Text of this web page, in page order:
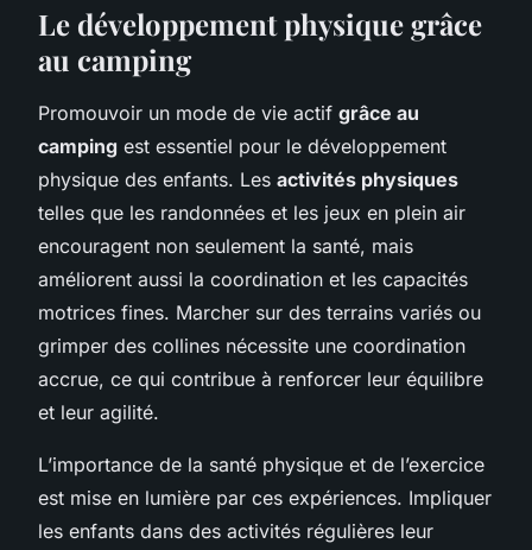
Le développement physique grâce
au camping
Promouvoir un mode de vie actif grâce au
camping est essentiel pour le développement
physique des enfants. Les activités physiques
telles que les randonnées et les jeux en plein air
encouragent non seulement la santé, mais
améliorent aussi la coordination et les capacités
motrices fines. Marcher sur des terrains variés ou
grimper des collines nécessite une coordination
accrue, ce qui contribue à renforcer leur équilibre
et leur agilité.
L’importance de la santé physique et de l’exercice
est mise en lumière par ces expériences. Impliquer
les enfants dans des activités régulières leur